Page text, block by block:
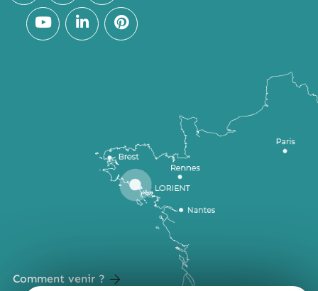
Comment venir ?